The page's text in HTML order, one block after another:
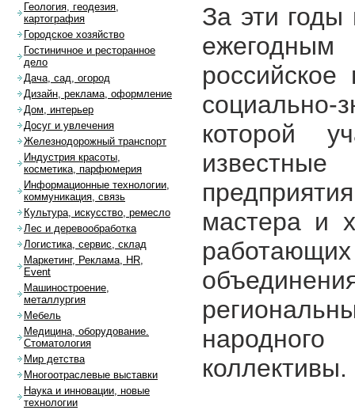
За эти годы
ежегодным
которой
мастера и
коллективы.
Геология, геодезия,
картография
Городское хозяйство
Гостиничное и ресторанное
дело
Дача, сад, огород
Дизайн, реклама, оформление
Дом, интерьер
Досуг и увлечения
Железнодорожный транспорт
Индустрия красоты,
косметика, парфюмерия
Информационные технологии,
коммуникация, связь
Культура, искусство, ремесло
Лес и деревообработка
Логистика, сервис, склад
Маркетинг, Реклама, HR,
Event
Машиностроение,
металлургия
Мебель
Медицина, оборудование.
Стоматология
Мир детства
Многоотраслевые выставки
Наука и инновации, новые
технологии